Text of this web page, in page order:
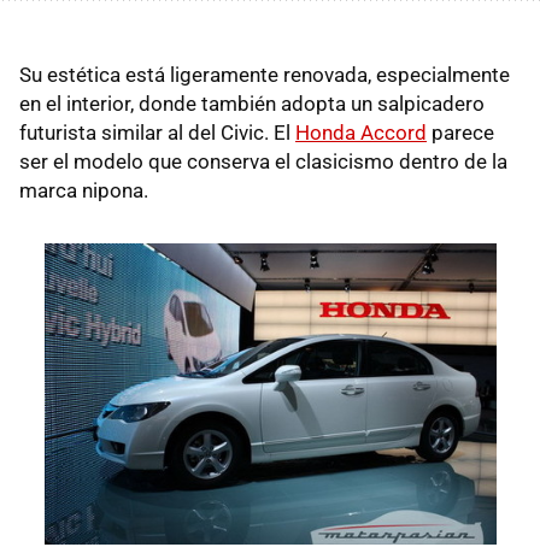
Su estética está ligeramente renovada, especialmente
en el interior, donde también adopta un salpicadero
futurista similar al del Civic. El Honda Accord parece
ser el modelo que conserva el clasicismo dentro de la
marca nipona.